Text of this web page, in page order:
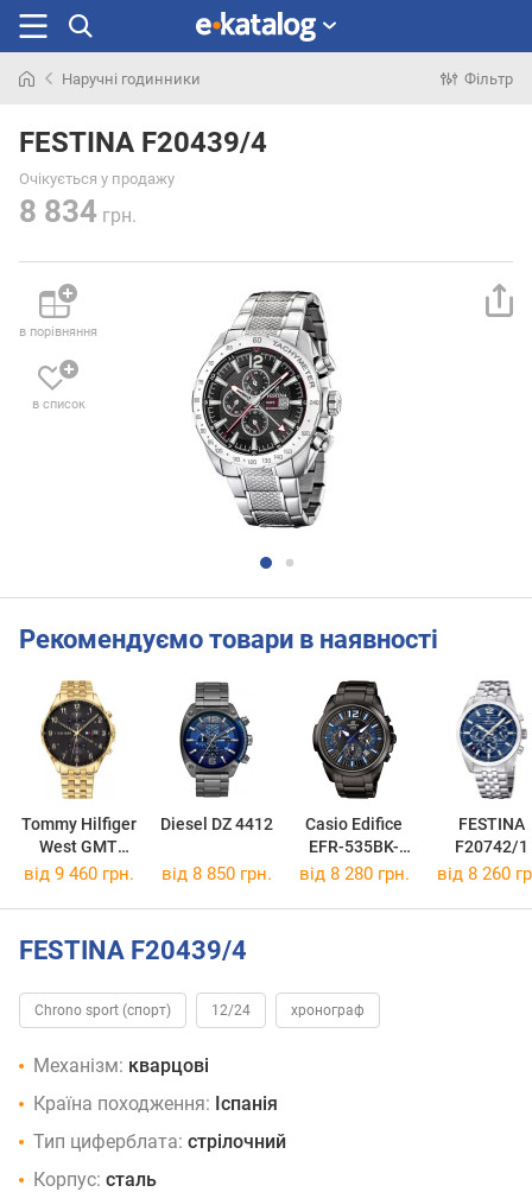
раніше
Наручні годинники Фільтр
FESTINA F20439/4
Очікується у продажу
8 834 грн.
в порівняння
в список
Рекомендуємо товари в наявності
Tommy Hilfiger
West GMT
1791708
Diesel DZ 4412
Casio Edifice
EFR-535BK-
1A2
FESTINA
F20742/1
від 9 460 грн. від 8 850 грн. від 8 280 грн. від 8 260
FESTINA F20439/4
Chrono sport (спорт) 12/24 хронограф
Механізм: кварцові
Країна походження: Іспанія
Тип циферблата: стрілочний
Корпус: сталь